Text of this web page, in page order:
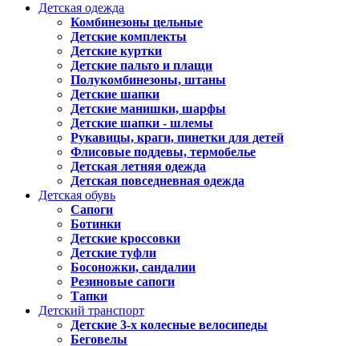
Детская одежда
Комбинезоны цельные
Детские комплекты
Детские куртки
Детские пальто и плащи
Полукомбинезоны, штаны
Детские шапки
Детские манишки, шарфы
Детские шапки - шлемы
Рукавицы, краги, пинетки для детей
Флисовые поддевы, термобелье
Детская летняя одежда
Детская повседневная одежда
Детская обувь
Сапоги
Ботинки
Детские кроссовки
Детские туфли
Босоножки, сандалии
Резиновые сапоги
Тапки
Детский транспорт
Детские 3-х колесные велосипеды
Беговелы